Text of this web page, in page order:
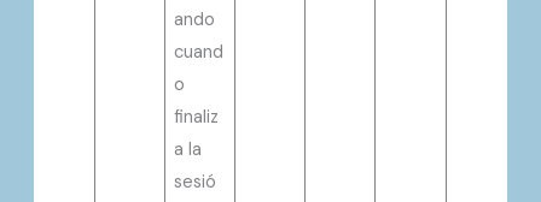
ando
cuand
o
finaliz
a la
sesió